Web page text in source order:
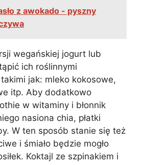
z awokado - pyszny
wegańskiej jogurt lub
ich roślinnymi
jak: mleko kokosowe,
itp. Aby dodatkowo
w witaminy i błonnik
nasiona chia, płatki
W ten sposób stanie się też
i śmiało będzie mogło
Koktajl ze szpinakiem i